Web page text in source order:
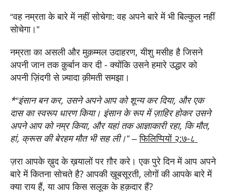
“वह नम्रता के बारे में नहीं सोचेगा: वह अपने बारे में भी बिल्कुल नहीं
सोचेगा।”
नम्रता का असली और मुक़म्मल उदाहरण, यीशु मसीह है जिसने
अपनी जान तक क़ुर्बान कर दी - क्योंकि उसने हमारे उद्धार को
अपनी ज़िंदगी से ज़्यादा क़ीमती समझा।
*“इंसान बन कर, उसने अपने आप को शून्य कर दिया, और एक
दास का स्वरूप धारण किया। इंसान के रूप में ज़ाहिर होकर उसने
अपने आप को नम्र किया, और यहां तक आज्ञाकारी रहा, कि मौत,
हां, क्रूस की बेरहम मौत भी सह ली।”–फिलिप्पियों २:७-८
ज़रा आपके ख़ुद के ख़यालों पर ग़ौर करे। एक पुरे दिन में आप अपने
बारे में कितना सोचते है? आपकी ख़ूबसूरती, लोगों की आपके बारे में
क्या राय हैं, या आप किस सलूक के हक़दार हैं?